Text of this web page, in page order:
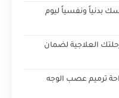
بدنياً ونفسياً ليوم
العلاجية لضمان
ترميم عصب الوجه